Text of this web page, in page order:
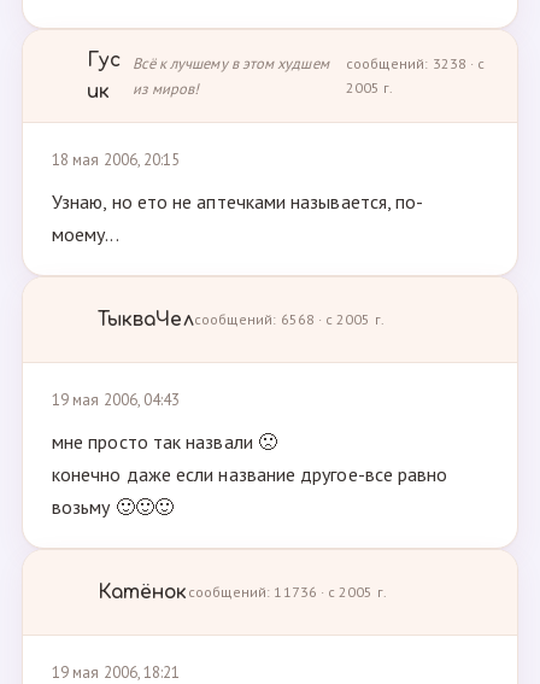
Гус
ик
Всё к лучшему в этом худшем
из миров!
сообщений: 3238 · с
2005 г.
18 мая 2006, 20:15
Узнаю, но ето не аптечками называется, по-
моему...
ТыкваЧелсообщений: 6568 · с 2005 г.
19 мая 2006, 04:43
мне просто так назвали 🙁
конечно даже если название другое-все равно
возьму 🙂🙂🙂
Катёнок сообщений: 11736 · с 2005 г.
19 мая 2006, 18:21